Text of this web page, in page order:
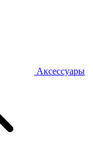
Аксессуары